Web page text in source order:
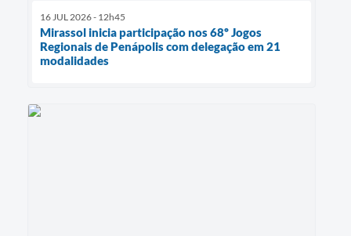
16 JUL 2026 - 12h45
Mirassol inicia participação nos 68º Jogos
Regionais de Penápolis com delegação em 21
modalidades